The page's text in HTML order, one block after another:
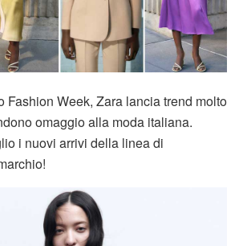
Fashion Week, Zara lancia trend molto
omaggio alla moda italiana.
i nuovi arrivi della linea di